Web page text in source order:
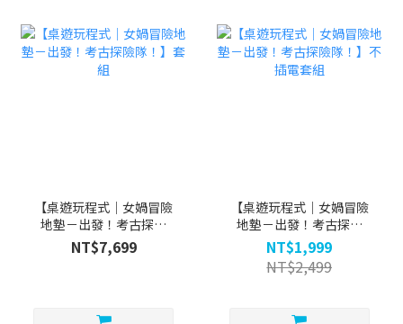
【桌遊玩程式｜女媧冒險
地墊－出發！考古探險
隊！】套組
NT$7,699
【桌遊玩程式｜女媧冒險
地墊－出發！考古探險
隊！】不插電套組
NT$1,999
NT$2,499